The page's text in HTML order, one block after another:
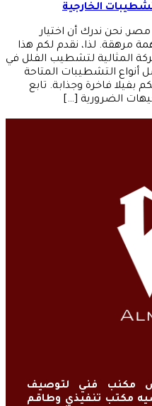
نحن ندرك أن اختيار
مرهقة. لذا، نقدم لكم هذا
المثالية لتشطيب الفلل في
التشطيبات المتاحة
فاخرة وجذابة. تابع
الضرورية […]
مكنب فني لتوصيف
مكتب تنفيذي وطاقم